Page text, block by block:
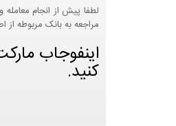
لطفا پیش از انجام
مراجعه به بانک مربوطه
اینفوجاب
کنید.